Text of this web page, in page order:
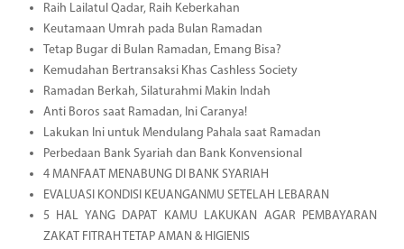
Raih Lailatul Qadar, Raih Keberkahan
Keutamaan Umrah pada Bulan Ramadan
Tetap Bugar di Bulan Ramadan, Emang Bisa?
Kemudahan Bertransaksi Khas Cashless Society
Ramadan Berkah, Silaturahmi Makin Indah
Anti Boros saat Ramadan, Ini Caranya!
Lakukan Ini untuk Mendulang Pahala saat Ramadan
Perbedaan Bank Syariah dan Bank Konvensional
4 MANFAAT MENABUNG DI BANK SYARIAH
EVALUASI KONDISI KEUANGANMU SETELAH LEBARAN
5 HAL YANG DAPAT KAMU LAKUKAN AGAR PEMBAYARAN
ZAKAT FITRAH TETAP AMAN & HIGIENIS